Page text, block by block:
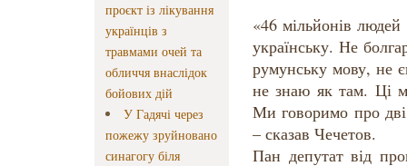
проєкт із лікування
українців з
травмами очей та
обличчя внаслідок
бойових дій
У Гадячі через
пожежу зруйновано
синагогу біля
«46 мільйонів
українську. Не
румунську мову, не
не знаю як там. Ці
Ми говоримо про дві
– сказав Чечетов.
Пан депутат від